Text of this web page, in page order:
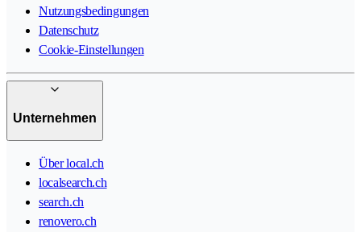
Nutzungsbedingungen
Datenschutz
Cookie-Einstellungen
Unternehmen
Über local.ch
localsearch.ch
search.ch
renovero.ch